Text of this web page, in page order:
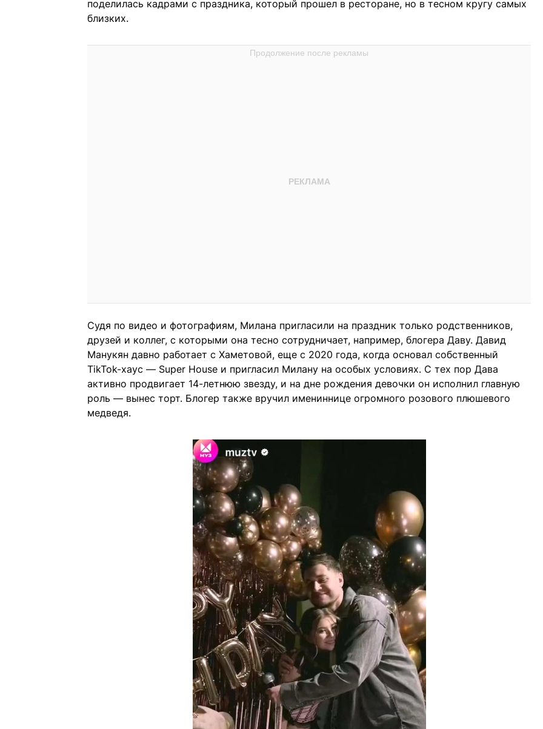
поделилась кадрами с праздника, который прошел в ресторане, но в тесном кругу самых
близких.
Судя по видео и фотографиям, Милана пригласили на праздник только родственников,
друзей и коллег, с которыми она тесно сотрудничает, например, блогера Даву. Давид
Манукян давно работает с Хаметовой, еще с 2020 года, когда основал собственный
TikTok-хаус — Super House и пригласил Милану на особых условиях. С тех пор Дава
активно продвигает 14-летнюю звезду, и на дне рождения девочки он исполнил главную
роль — вынес торт. Блогер также вручил имениннице огромного розового плюшевого
медведя.